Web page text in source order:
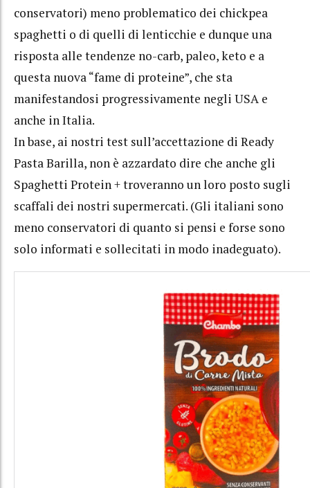
conservatori) meno problematico dei chickpea
spaghetti o di quelli di lenticchie e dunque una
risposta alle tendenze no-carb, paleo, keto e a
questa nuova “fame di proteine”, che sta
manifestandosi progressivamente negli USA e
anche in Italia.
In base, ai nostri test sull’accettazione di Ready
Pasta Barilla, non è azzardato dire che anche gli
Spaghetti Protein + troveranno un loro posto sugli
scaffali dei nostri supermercati. (Gli italiani sono
meno conservatori di quanto si pensi e forse sono
solo informati e sollecitati in modo inadeguato).